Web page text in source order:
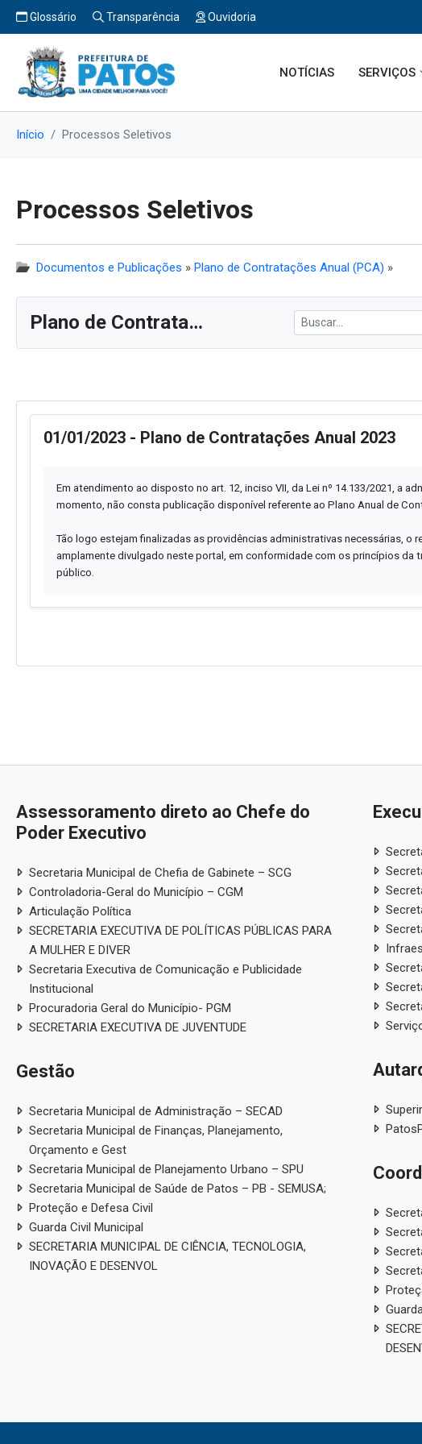
Glossário Transparência Ouvidoria
NOTÍCIAS SERVIÇOS
Início Processos Seletivos
Processos Seletivos
Documentos e Publicações » Plano de Contratações Anual (PCA) »
Plano de Contratações Anual do Ano de 2023
01/01/2023 - Plano de Contratações Anual 2023
Em atendimento ao disposto no art. 12, inciso VII, da Lei nº 14.133/2021, a
momento, não consta publicação disponível referente ao Plano Anual de
Tão logo estejam finalizadas as providências administrativas necessárias, o
amplamente divulgado neste portal, em conformidade com os princípios da
público.
Assessoramento direto ao Chefe do
Poder Executivo
Secretaria Municipal de Chefia de Gabinete – SCG
Controladoria-Geral do Município – CGM
Articulação Política
SECRETARIA EXECUTIVA DE POLÍTICAS PÚBLICAS PARA
A MULHER E DIVER
Secretaria Executiva de Comunicação e Publicidade
Institucional
Procuradoria Geral do Município- PGM
SECRETARIA EXECUTIVA DE JUVENTUDE
Gestão
Secretaria Municipal de Administração – SECAD
Secretaria Municipal de Finanças, Planejamento,
Orçamento e Gest
Secretaria Municipal de Planejamento Urbano – SPU
Secretaria Municipal de Saúde de Patos – PB - SEMUSA;
Proteção e Defesa Civil
Guarda Civil Municipal
SECRETARIA MUNICIPAL DE CIÊNCIA, TECNOLOGIA,
INOVAÇÃO E DESENVOL